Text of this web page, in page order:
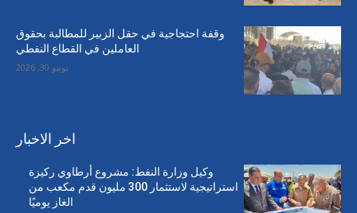
وقفة احتجاجية في حقل الزبير للمطالبة بحقوق
العاملين في القطاع النفطي
يونيو 30, 2026
اخر الاخبار
وكيل وزارة النفط: مشروع أرطاوي ركيزة
استراتيجية لاستثمار 300 مليون قدم مكعب من
الغاز يوميًا